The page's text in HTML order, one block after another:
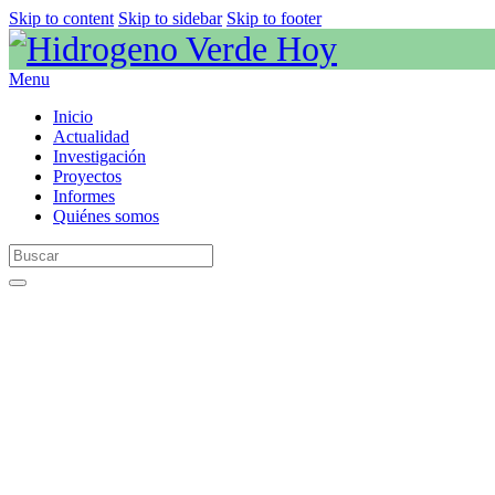
Skip to content Skip to sidebar Skip to footer
Menu
Inicio
Actualidad
Investigación
Proyectos
Informes
Quiénes somos